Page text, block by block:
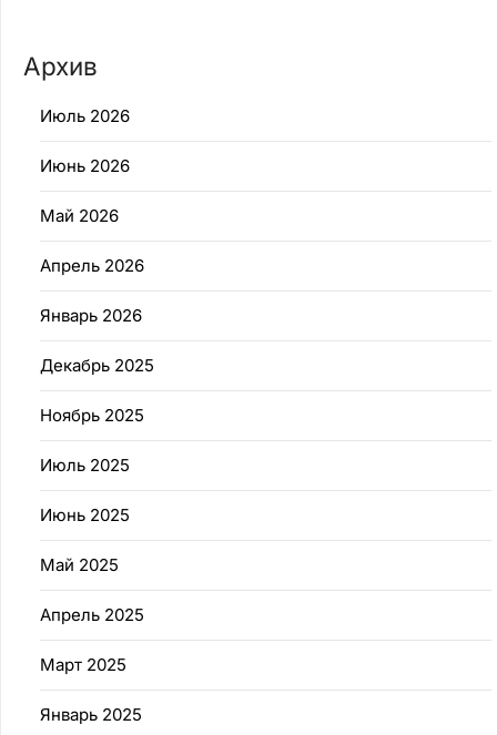
Архив
Июль 2026
Июнь 2026
Май 2026
Апрель 2026
Январь 2026
Декабрь 2025
Ноябрь 2025
Июль 2025
Июнь 2025
Май 2025
Апрель 2025
Март 2025
Январь 2025